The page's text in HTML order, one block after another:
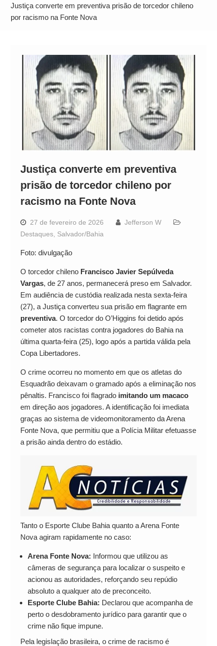
Alto
Justiça converte em preventiva prisão de torcedor chileno
por racismo na Fonte Nova
Justiça converte em preventiva
prisão de torcedor chileno por
racismo na Fonte Nova
27 de fevereiro de 2026
Jefferson W
Destaques, Salvador/Bahia
Foto: divulgação
O torcedor chileno Francisco Javier Sepúlveda
Vargas, de 27 anos, permanecerá preso em Salvador.
Em audiência de custódia realizada nesta sexta-feira
(27), a Justiça converteu sua prisão em flagrante em
preventiva. O torcedor do O’Higgins foi detido após
cometer atos racistas contra jogadores do Bahia na
última quarta-feira (25), logo após a partida válida pela
Copa Libertadores.
O crime ocorreu no momento em que os atletas do
Esquadrão deixavam o gramado após a eliminação nos
pênaltis. Francisco foi flagrado imitando um macaco
em direção aos jogadores. A identificação foi imediata
graças ao sistema de videomonitoramento da Arena
Fonte Nova, que permitiu que a Polícia Militar efetuasse
a prisão ainda dentro do estádio.
Tanto o Esporte Clube Bahia quanto a Arena Fonte
Nova agiram rapidamente no caso:
Arena Fonte Nova: Informou que utilizou as
câmeras de segurança para localizar o suspeito e
acionou as autoridades, reforçando seu repúdio
absoluto a qualquer ato de preconceito.
Esporte Clube Bahia: Declarou que acompanha de
perto o desdobramento jurídico para garantir que o
crime não fique impune.
Pela legislação brasileira, o crime de racismo é